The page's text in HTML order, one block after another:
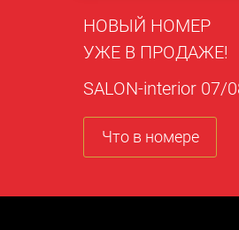
НОВЫЙ НОМЕР
УЖЕ В ПРОДАЖЕ!
SALON-interior 07/
Что в номере